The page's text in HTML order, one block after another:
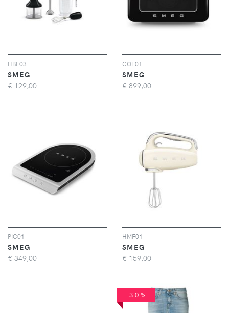
HBF03
SMEG
€ 129,00
COF01
SMEG
€ 899,00
PIC01
SMEG
€ 349,00
HMF01
SMEG
€ 159,00
-30%